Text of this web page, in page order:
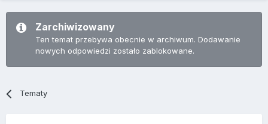
Zarchiwizowany
Ten temat przebywa obecnie w archiwum. Dodawanie
nowych odpowiedzi zostało zablokowane.
Tematy